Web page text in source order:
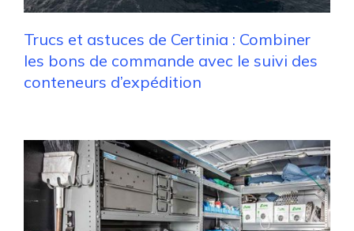
Trucs et astuces de Certinia : Combiner
les bons de commande avec le suivi des
conteneurs d’expédition